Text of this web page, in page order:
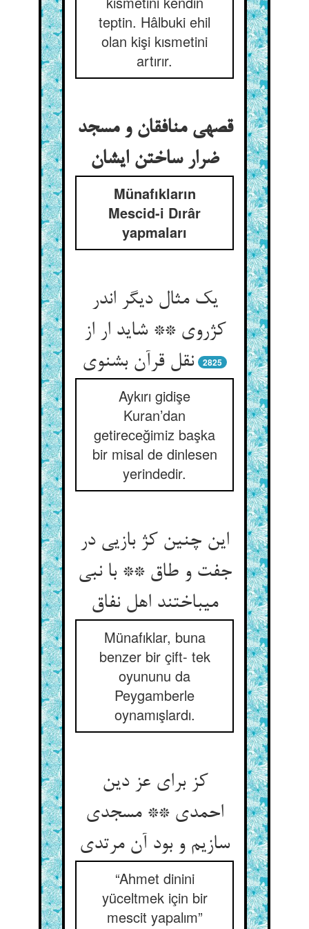
teptin. Hâlbuki ehil
olan kişi kısmetini
artırır.
قصه‏ی منافقان و مسجد
ضرار ساختن ایشان‏
Münafıkların
Mescid-i Dırâr
yapmaları
یک مثال دیگر اندر
کژروی ** شاید ار از
نقل قرآن بشنوی‏
2825
Aykırı gidişe
Kuran’dan
getireceğimiz başka
bir misal de dinlesen
yerindedir.
این چنین کژ بازیی در
جفت و طاق ** با نبی
می‏باختند اهل نفاق‏
Münafıklar, buna
benzer bir çift- tek
oyununu da
Peygamberle
oynamışlardı.
کز برای عز دین
احمدی ** مسجدی
سازیم و بود آن مرتدی‏
“Ahmet dinini
yüceltmek için bir
mescit yapalım”